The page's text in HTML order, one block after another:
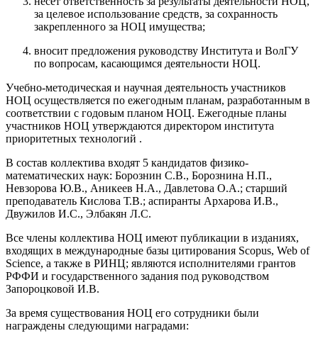
за целевое использование средств, за сохранность
закрепленного за НОЦ имущества;
вносит предложения руководству Института и ВолГУ
по вопросам, касающимся деятельности НОЦ.
Учебно-методическая и научная деятельность участников
НОЦ осуществляется по ежегодным планам, разработанным в
соответствии с годовым планом НОЦ. Ежегодные планы
участников НОЦ утверждаются директором института
приоритетных технологий .
В состав коллектива входят 5 кандидатов физико-
математических наук: Борознин С.В., Борознина Н.П.,
Невзорова Ю.В., Аникеев Н.А., Давлетова О.А.; старший
преподаватель Кислова Т.В.; аспиранты Архарова И.В.,
Двужилов И.С., Элбакян Л.С.
Все члены коллектива НОЦ имеют публикации в изданиях,
входящих в международные базы цитирования Scopus, Web of
Science, а также в РИНЦ; являются исполнителями грантов
РФФИ и государственного задания под руководством
Запороцковой И.В.
За время существования НОЦ его сотрудники были
награждены следующими наградами: